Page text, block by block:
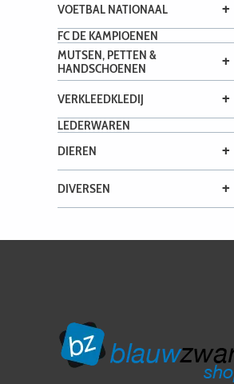
VOETBAL NATIONAAL
+
FC DE KAMPIOENEN
MUTSEN, PETTEN &
HANDSCHOENEN
+
VERKLEEDKLEDIJ
+
LEDERWAREN
DIEREN
+
DIVERSEN +